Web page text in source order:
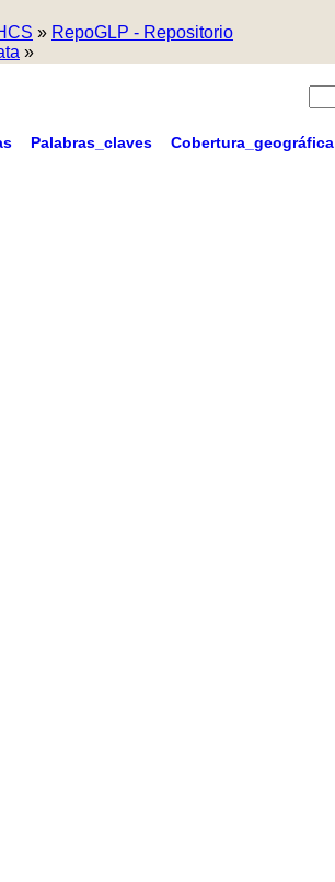
» RepoGLP - Repositorio
»
Palabras_claves Cobertura_geográfica